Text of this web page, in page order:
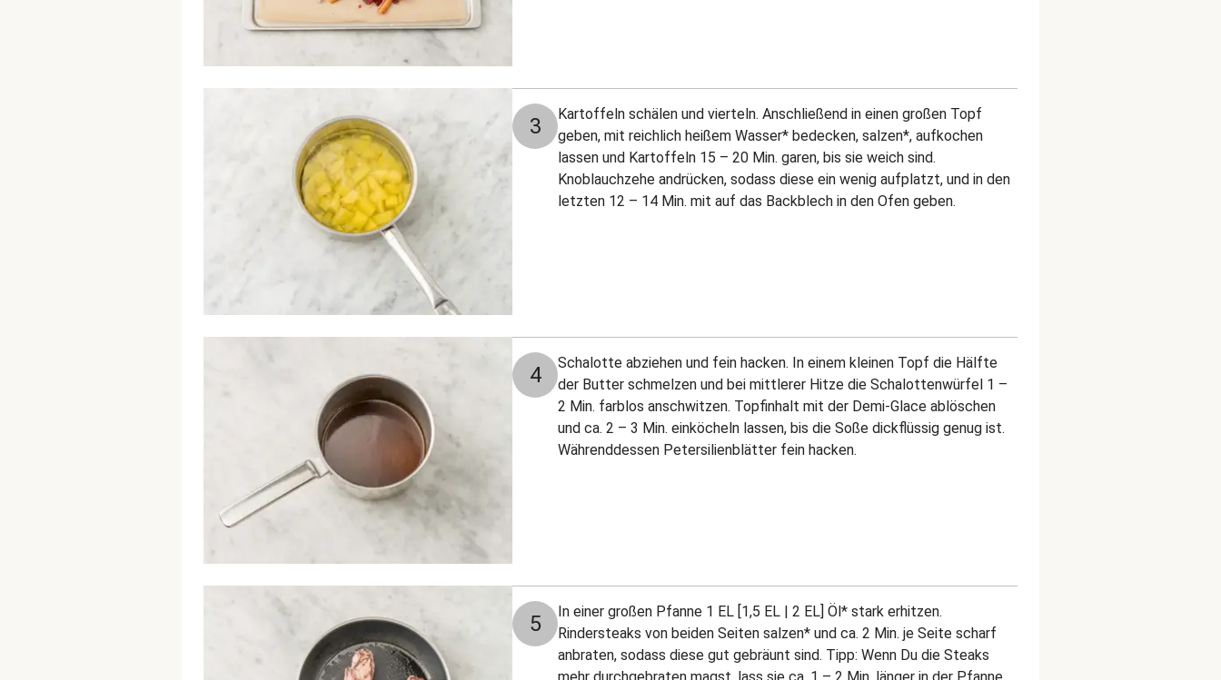
3
Kartoffeln schälen und vierteln. Anschließend in einen großen Topf
geben, mit reichlich heißem Wasser* bedecken, salzen*, aufkochen
lassen und Kartoffeln 15 – 20 Min. garen, bis sie weich sind.
Knoblauchzehe andrücken, sodass diese ein wenig aufplatzt, und in den
letzten 12 – 14 Min. mit auf das Backblech in den Ofen geben.
4
Schalotte abziehen und fein hacken. In einem kleinen Topf die Hälfte
der Butter schmelzen und bei mittlerer Hitze die Schalottenwürfel 1 –
2 Min. farblos anschwitzen. Topfinhalt mit der Demi-Glace ablöschen
und ca. 2 – 3 Min. einköcheln lassen, bis die Soße dickflüssig genug ist.
Währenddessen Petersilienblätter fein hacken.
5
In einer großen Pfanne 1 EL [1,5 EL | 2 EL] Öl* stark erhitzen.
Rindersteaks von beiden Seiten salzen* und ca. 2 Min. je Seite scharf
anbraten, sodass diese gut gebräunt sind. Tipp: Wenn Du die Steaks